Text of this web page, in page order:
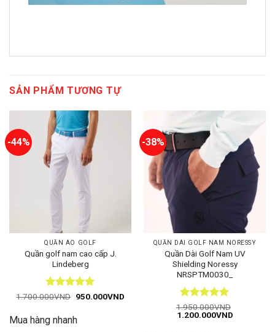
SẢN PHẨM TƯƠNG TỰ
-44%
QUẦN ÁO GOLF
Quần golf nam cao cấp J.
Lindeberg
Được xếp
sao
1.700.000VND Giá
1.700.000VND.
950.000VNDGiá
Mua hàng nhanh
-38%
QUẦN DÀI GOLF NAM NORESSY
Quần Dài Golf Nam UV
Shielding Noressy
NRSPTM0030_
Được xếp
hạng55
1.950.000VND
Giá
1.200.000VNDGiá